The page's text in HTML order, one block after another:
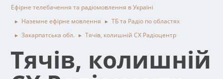
Ефірне телебачення та радіомовлення в Україні
► Наземне ефірне мовлення ► ТБ та Радіо по областях
► Закарпатська обл. ► Тячів, колишній СХ Радіоцентр
Тячів, колишній